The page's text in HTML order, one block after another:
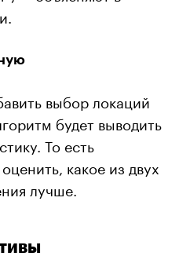
выбор локаций
будет выводить
То есть
какое из двух
лучше.